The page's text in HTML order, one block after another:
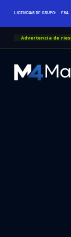
LICENCIAS DE GRUPO: FSA
Advertencia de
M4Markets